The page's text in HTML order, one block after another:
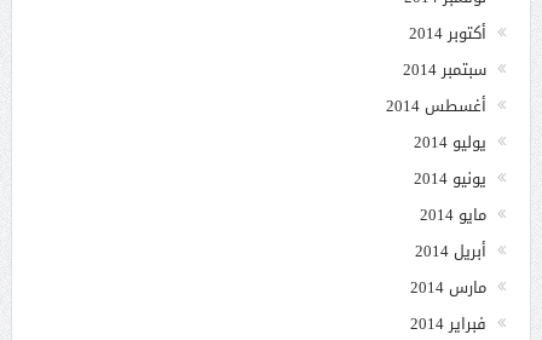
أكتوبر 2014
سبتمبر 2014
أغسطس 2014
يوليو 2014
يونيو 2014
مايو 2014
أبريل 2014
مارس 2014
فبراير 2014